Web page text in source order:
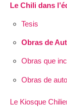
Le Chili dans
Tesis
Obras de
Obras que
Obras de
Le Kiosque